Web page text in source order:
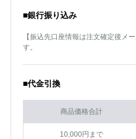
■銀行振り込み
【振込先口座情報は注文確定後メ
す。
■代金引換
商品価格合計
10,000円まで